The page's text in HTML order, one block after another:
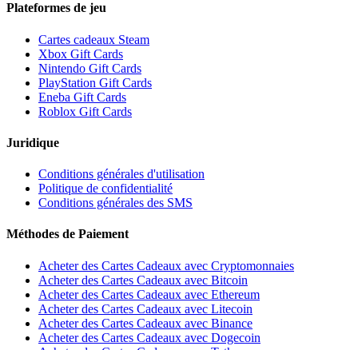
Plateformes de jeu
Cartes cadeaux Steam
Xbox Gift Cards
Nintendo Gift Cards
PlayStation Gift Cards
Eneba Gift Cards
Roblox Gift Cards
Juridique
Conditions générales d'utilisation
Politique de confidentialité
Conditions générales des SMS
Méthodes de Paiement
Acheter des Cartes Cadeaux avec Cryptomonnaies
Acheter des Cartes Cadeaux avec Bitcoin
Acheter des Cartes Cadeaux avec Ethereum
Acheter des Cartes Cadeaux avec Litecoin
Acheter des Cartes Cadeaux avec Binance
Acheter des Cartes Cadeaux avec Dogecoin